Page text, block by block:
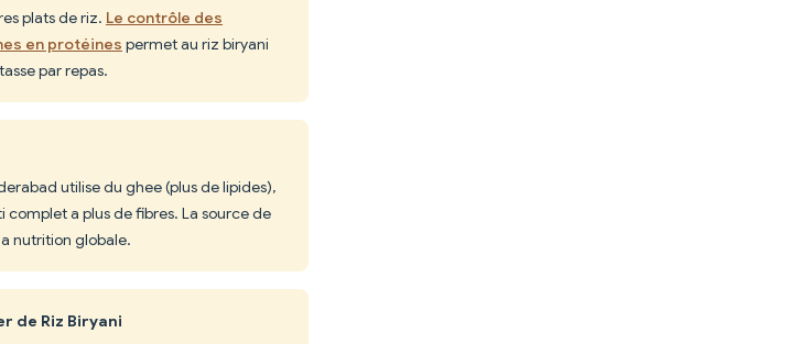
plats de riz. Le contrôle des
en protéines permet au riz biryani
par repas.
utilise du ghee (plus de lipides),
a plus de fibres. La source de
nutrition globale.
de Riz Biryani